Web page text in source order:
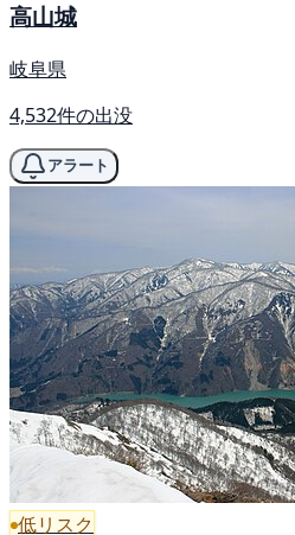
高山城
岐阜県
4,532件の出没
アラート
低リスク